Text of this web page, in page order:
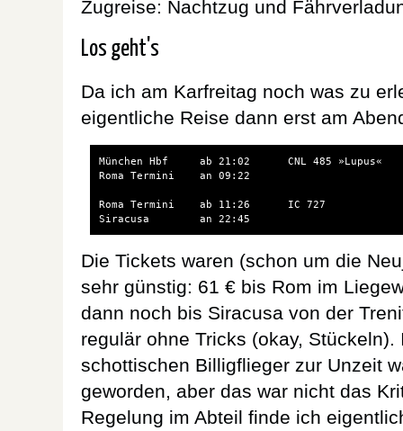
Zugreise: Nachtzug und
Los geht's
Da ich am Karfreitag noch was zu
eigentliche Reise dann erst am
München Hbf     ab 21:02      CNL 485 »Lupus«
Roma Termini    an 09:22
Roma Termini    ab 11:26      IC 727
Die Tickets waren (schon um die
sehr günstig: 61 € bis Rom im
dann noch bis Siracusa von der
regulär ohne Tricks (okay,
schottischen Billigflieger zur Unzeit
geworden, aber das war nicht das
Regelung im Abteil finde ich